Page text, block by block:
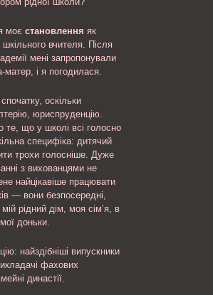
моє становлення як
вчителя. Після
мені запропонували
матер, і я погодилася.
оскільки
юриспруденцію.
що у школі всі голосно
специфіка: дитячий
трохи голосніше. Дуже
з вихованцями не
найцікавіше працювати
— вони безпосередні,
рідний дім, моя сім’я, в
доньки.
найздібніші випускники
фахових
династії.